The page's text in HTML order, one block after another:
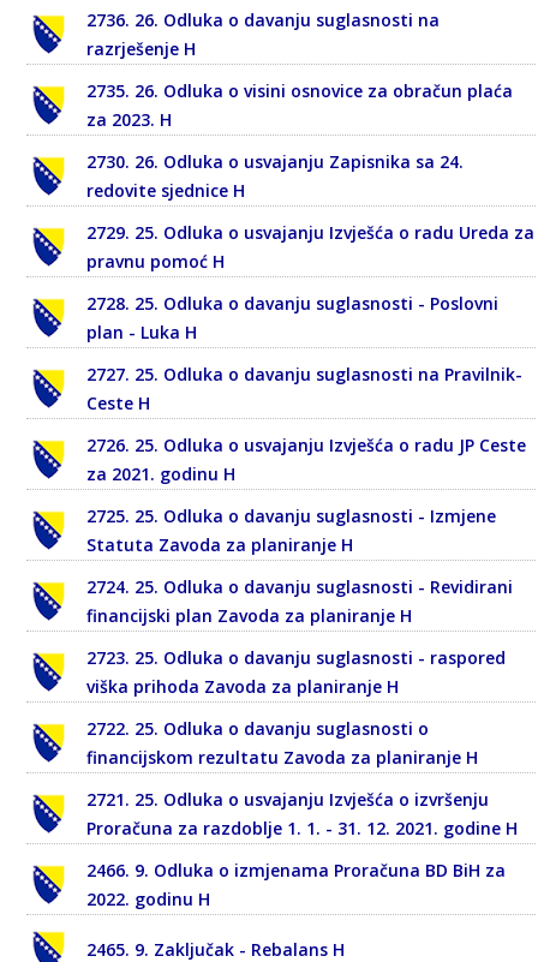
2736. 26. Odluka o davanju suglasnosti na
razrješenje H
2735. 26. Odluka o visini osnovice za obračun plaća
za 2023. H
2730. 26. Odluka o usvajanju Zapisnika sa 24.
redovite sjednice H
2729. 25. Odluka o usvajanju Izvješća o radu Ureda za
pravnu pomoć H
2728. 25. Odluka o davanju suglasnosti - Poslovni
plan - Luka H
2727. 25. Odluka o davanju suglasnosti na Pravilnik-
Ceste H
2726. 25. Odluka o usvajanju Izvješća o radu JP Ceste
za 2021. godinu H
2725. 25. Odluka o davanju suglasnosti - Izmjene
Statuta Zavoda za planiranje H
2724. 25. Odluka o davanju suglasnosti - Revidirani
financijski plan Zavoda za planiranje H
2723. 25. Odluka o davanju suglasnosti - raspored
viška prihoda Zavoda za planiranje H
2722. 25. Odluka o davanju suglasnosti o
financijskom rezultatu Zavoda za planiranje H
2721. 25. Odluka o usvajanju Izvješća o izvršenju
Proračuna za razdoblje 1. 1. - 31. 12. 2021. godine H
2466. 9. Odluka o izmjenama Proračuna BD BiH za
2022. godinu H
2465. 9. Zaključak - Rebalans H